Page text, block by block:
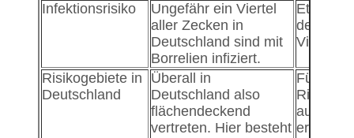
Infektionsrisiko
Ungefähr ein Viertel
aller Zecken in
Deutschland sind mit
Borrelien infiziert.
Etwa
der
Viren
Risikogebiete in
Deutschland
Überall in
Deutschland also
flächendeckend
vertreten. Hier besteht
Für